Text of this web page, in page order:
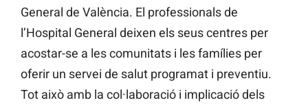
General de València. El professionals de
l’Hospital General deixen els seus centres per
acostar-se a les comunitats i les famílies per
oferir un servei de salut programat i preventiu.
Tot això amb la col·laboració i implicació dels